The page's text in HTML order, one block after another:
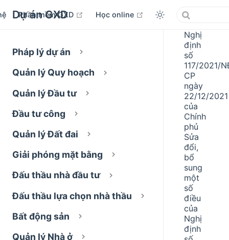
Dự án GXD
Phần mềm GXD open in new window
Học online open in new window
Pháp lý dự án
Quản lý Quy hoạch
Quản lý Đầu tư
Đầu tư công
Quản lý Đất đai
Giải phóng mặt bằng
Đấu thầu nhà đầu tư
Đấu thầu lựa chọn nhà thầu
Bất động sản
Quản lý Nhà ở
Nghị
định
số
117/2021/
CP
ngày
22/12/2021
của
Chính
phủ
Sửa
đổi,
bổ
sung
một
số
điều
của
Nghị
định